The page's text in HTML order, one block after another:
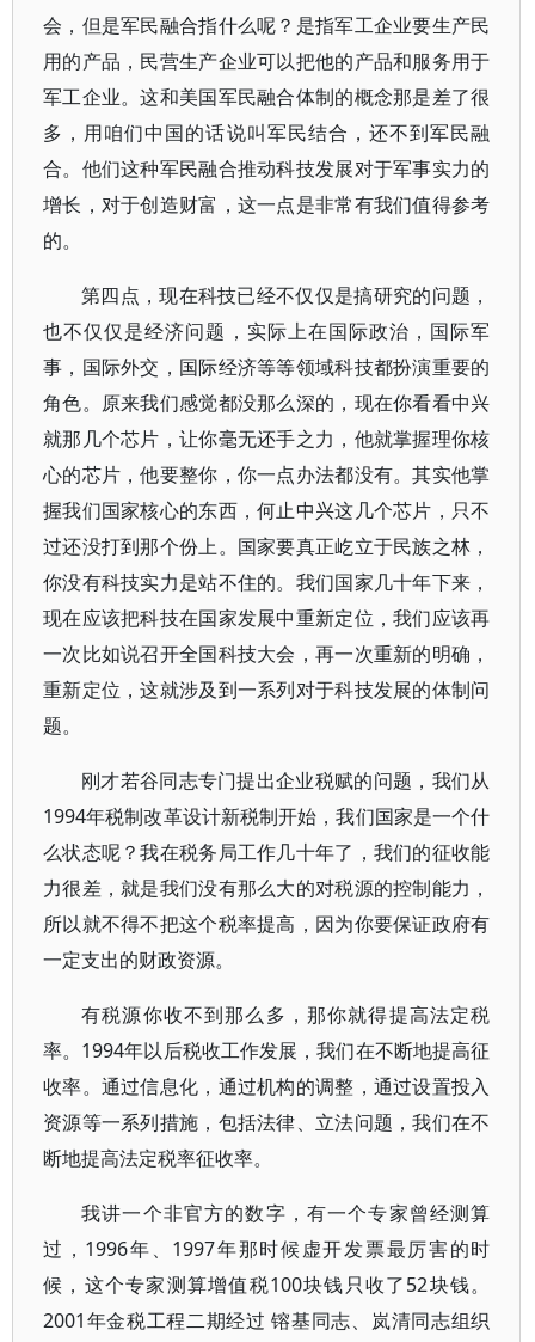
会，但是军民融合指什么呢？是指军工企业要生产民
用的产品，民营生产企业可以把他的产品和服务用于
军工企业。这和美国军民融合体制的概念那是差了很
多，用咱们中国的话说叫军民结合，还不到军民融
合。他们这种军民融合推动科技发展对于军事实力的
增长，对于创造财富，这一点是非常有我们值得参考
的。
第四点，现在科技已经不仅仅是搞研究的问题，
也不仅仅是经济问题，实际上在国际政治，国际军
事，国际外交，国际经济等等领域科技都扮演重要的
角色。原来我们感觉都没那么深的，现在你看看中兴
就那几个芯片，让你毫无还手之力，他就掌握理你核
心的芯片，他要整你，你一点办法都没有。其实他掌
握我们国家核心的东西，何止中兴这几个芯片，只不
过还没打到那个份上。国家要真正屹立于民族之林，
你没有科技实力是站不住的。我们国家几十年下来，
现在应该把科技在国家发展中重新定位，我们应该再
一次比如说召开全国科技大会，再一次重新的明确，
重新定位，这就涉及到一系列对于科技发展的体制问
题。
刚才若谷同志专门提出企业税赋的问题，我们从
1994年税制改革设计新税制开始，我们国家是一个什
么状态呢？我在税务局工作几十年了，我们的征收能
力很差，就是我们没有那么大的对税源的控制能力，
所以就不得不把这个税率提高，因为你要保证政府有
一定支出的财政资源。
有税源你收不到那么多，那你就得提高法定税
率。1994年以后税收工作发展，我们在不断地提高征
收率。通过信息化，通过机构的调整，通过设置投入
资源等一系列措施，包括法律、立法问题，我们在不
断地提高法定税率征收率。
我讲一个非官方的数字，有一个专家曾经测算
过，1996年、1997年那时候虚开发票最厉害的时
候，这个专家测算增值税100块钱只收了52块钱。
2001年金税工程二期经过 镕基同志、岚清同志组织